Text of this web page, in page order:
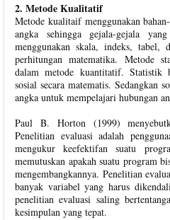
2. Metode Kualitatif
Metode kualitaif menggunakan
angka sehingga gejala-gejala
menggunakan skala, indeks, tabel,
perhitungan matematika. Metode
dalam metode kuantitatif. Statistik
sosial secara matematis. Sedangkan
angka untuk mempelajari hubungan
Paul B. Horton (1999)
Penelitian evaluasi adalah
mengukur keefektifan suatu
memutuskan apakah suatu program
mengembangkannya. Penelitian
banyak variabel yang harus
penelitian evaluasi saling
kesimpulan yang tepat.